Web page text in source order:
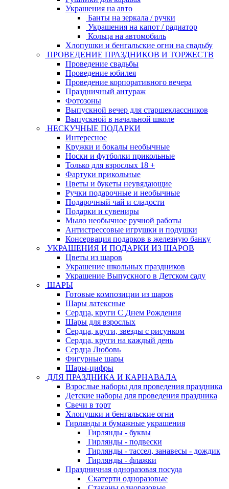
Украшения на авто
Банты на зеркала / ручки
Украшения на капот / радиатор
Кольца на автомобиль
Хлопушки и бенгальские огни на свадьбу
ПРОВЕДЕНИЕ ПРАЗДНИКОВ И ТОРЖЕСТВ
Проведение свадьбы
Проведение юбилея
Проведение корпоративного вечера
Праздничный антураж
Фотозоны
Выпускной вечер для старшеклассников
Выпускной в начальной школе
НЕСКУЧНЫЕ ПОДАРКИ
Интересное
Кружки и бокалы необычные
Носки и футболки прикольные
Только для взрослых 18 +
Фартуки прикольные
Цветы и букеты неувядающие
Ручки подарочные и необычные
Подарочный чай и сладости
Подарки и сувениры
Мыло необычное ручной работы
Антистрессовые игрушки и подушки
Консервация подарков в железную банку
УКРАШЕНИЯ И ПОДАРКИ ИЗ ШАРОВ
Цветы из шаров
Украшение школьных праздников
Украшение Выпускного в Детском саду
ШАРЫ
Готовые композиции из шаров
Шары латексные
Сердца, круги С Днем Рождения
Шары для взрослых
Сердца, круги, звезды с рисунком
Сердца, круги на каждый день
Сердца Любовь
Фигурные шары
Шары-цифры
ДЛЯ ПРАЗДНИКА И КАРНАВАЛА
Взрослые наборы для проведения праздника
Детские наборы для проведения праздника
Свечи в торт
Хлопушки и бенгальские огни
Гирлянды и бумажные украшения
Гирлянды - буквы
Гирлянды - подвески
Гирлянды - тассел, занавесы - дождик
Гирлянды - флажки
Праздничная одноразовая посуда
Скатерти одноразовые